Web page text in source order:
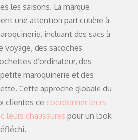
les saisons. La marque
une attention particulière à
incluant des sacs à
voyage, des sacoches
d’ordinateur, des
maroquinerie et des
Cette approche globale du
clientes de coordonner leurs
leurs chaussures pour un look